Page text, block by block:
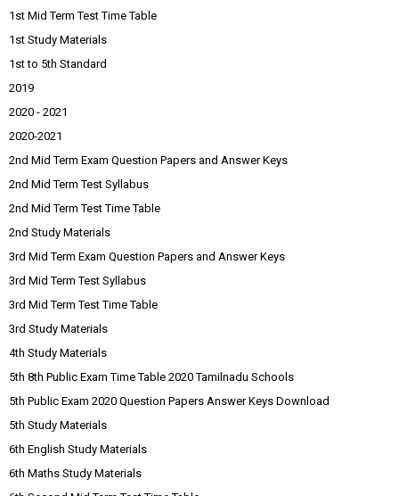
1st Mid Term Test Time Table
1st Study Materials
1st to 5th Standard
2019
2020 - 2021
2020-2021
2nd Mid Term Exam Question Papers and Answer Keys
2nd Mid Term Test Syllabus
2nd Mid Term Test Time Table
2nd Study Materials
3rd Mid Term Exam Question Papers and Answer Keys
3rd Mid Term Test Syllabus
3rd Mid Term Test Time Table
3rd Study Materials
4th Study Materials
5th 8th Public Exam Time Table 2020 Tamilnadu Schools
5th Public Exam 2020 Question Papers Answer Keys Download
5th Study Materials
6th English Study Materials
6th Maths Study Materials